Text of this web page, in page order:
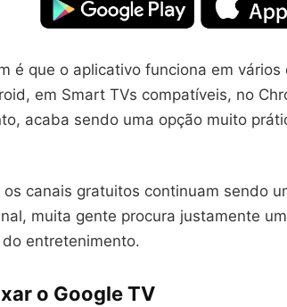
é que o aplicativo funciona em
em Smart TVs compatíveis, no
acaba sendo uma opção muito
os canais gratuitos continuam sendo
muita gente procura justamente
entretenimento.
o Google TV